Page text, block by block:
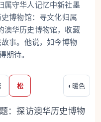
属守华人记忆中新社墨
博物馆：寻文化归属
澳华历史博物馆，收藏
事。他说，如今博物
期待。
松 ◐ 暖色
探访澳华历史博物